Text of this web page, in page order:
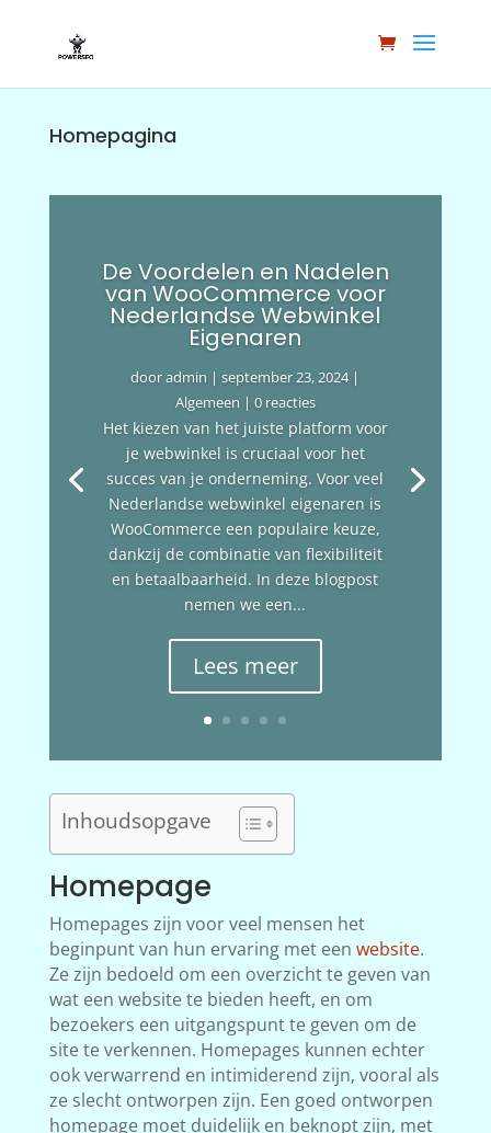
Homepagina
De Voordelen en Nadelen
van WooCommerce voor
Nederlandse Webwinkel
Eigenaren
dooradmin |september 23, 2024|
Algemeen | 0 reacties
Het kiezen van het juiste platform voor
je webwinkel is cruciaal voor het
succes van je onderneming. Voor veel
Nederlandse webwinkel eigenaren is
WooCommerce een populaire keuze,
dankzij de combinatie van flexibiliteit
en betaalbaarheid. In deze blogpost
nemen we een...
Lees meer
Inhoudsopgave
Homepage
Homepages zijn voor veel mensen het
beginpunt van hun ervaring met een website.
Ze zijn bedoeld om een overzicht te geven van
wat een website te bieden heeft, en om
bezoekers een uitgangspunt te geven om de
site te verkennen. Homepages kunnen echter
ook verwarrend en intimiderend zijn, vooral als
ze slecht ontworpen zijn. Een goed ontworpen
homepage moet duidelijk en beknopt zijn, met